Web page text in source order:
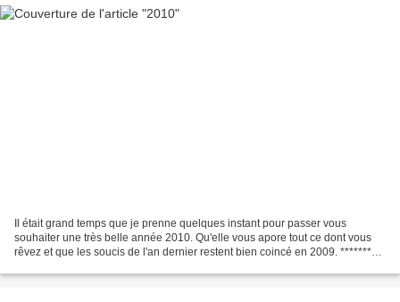
Il était grand temps que je prenne quelques instant pour passer vous
souhaiter une très belle année 2010. Qu'elle vous apore tout ce dont vous
rêvez et que les soucis de l'an dernier restent bien coincé en 2009. ********